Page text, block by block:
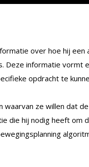
over hoe hij een
Deze informatie vormt
opdracht te
waarvan ze willen dat
die hij nodig heeft om